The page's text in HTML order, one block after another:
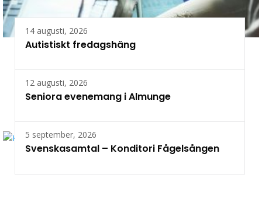
14 augusti, 2026
Autistiskt fredagshäng
12 augusti, 2026
Seniora evenemang i Almunge
5 september, 2026
Svenskasamtal – Konditori Fågelsången